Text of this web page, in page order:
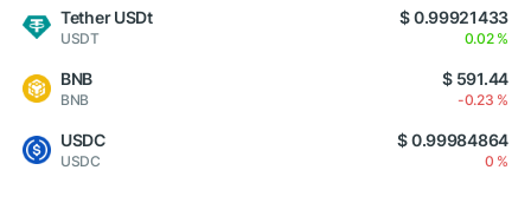
Tether USDt
USDT
$ 0.99921433
0.02 %
BNB
BNB
$ 591.44
-0.23 %
USDC
USDC
$ 0.99984864
0 %